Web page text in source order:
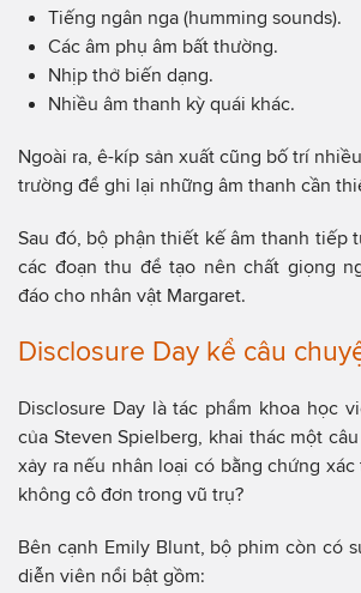
Tiếng ngân nga (humming sounds).
Các âm phụ âm bất thường.
Nhịp thở biến dạng.
Nhiều âm thanh kỳ quái khác.
Ngoài ra, ê-kíp sản xuất cũng bố trí
trường để ghi lại những âm thanh cần
Sau đó, bộ phận thiết kế âm thanh tiếp
các đoạn thu để tạo nên chất giọng
đáo cho nhân vật Margaret.
Disclosure Day kể câu
Disclosure Day là tác phẩm khoa học
của Steven Spielberg, khai thác một
xảy ra nếu nhân loại có bằng chứng
không cô đơn trong vũ trụ?
Bên cạnh Emily Blunt, bộ phim còn có
diễn viên nổi bật gồm: